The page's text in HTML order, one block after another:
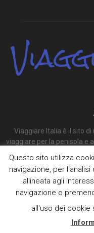
Viaggiare Italia è il sito
viaggiare per la penisola e
Contact us:
@2009 - 2025 - viaggiare-
Questo sito utilizza
navigazione, per
allineata agli
navigazione o
all'uso dei cookie